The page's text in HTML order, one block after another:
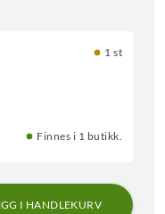
1 st
Finnes i 1 butikk.
I HANDLEKURV